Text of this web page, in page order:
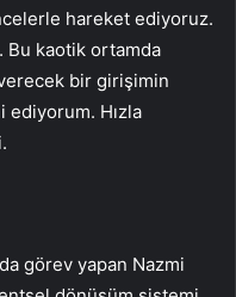
hareket ediyoruz.
Bu kaotik ortamda
bir girişimin
ediyorum. Hızla
görev yapan Nazmi